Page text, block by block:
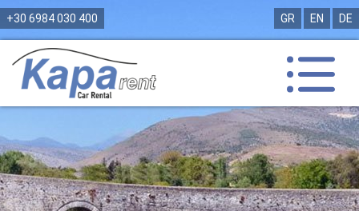
+30 6984 030 400 GR EN DE